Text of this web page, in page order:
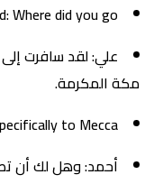
Where did you go?
علي: لقد سافرت إلى
مكة المكرمة.
to Mecca.
أحمد: وهل لك أن